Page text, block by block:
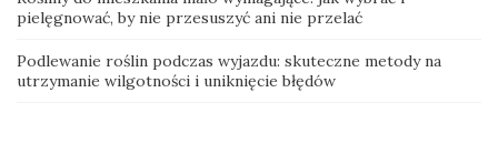
pielęgnować, by nie przesuszyć ani nie przelać
Podlewanie roślin podczas wyjazdu: skuteczne metody na
utrzymanie wilgotności i uniknięcie błędów